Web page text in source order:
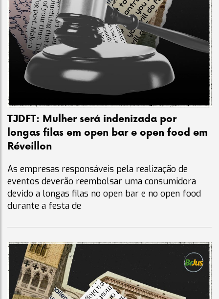
TJDFT: Mulher será indenizada por
longas filas em open bar e open food em
Réveillon
As empresas responsáveis pela realização de
eventos deverão reembolsar uma consumidora
devido a longas filas no open bar e no open food
durante a festa de